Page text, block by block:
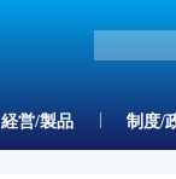
経営/製品 制度/